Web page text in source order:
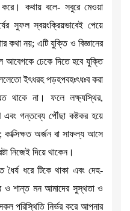
কথায় বলে- সবুরে মেওয়া
সুফল স্বয়ংক্রিয়ভাবেই পেয়ে
কথা নয়; এটি যুক্তি ও বিজ্ঞানের
ঢেকে দিতে হবে যুক্তি
ইৎধরহ পড়হপবহঃৎধঃব করা
থাকে না। ফলে লক্ষ্যস্থির,
এবং গন্তব্যে পৌঁছা কষ্টকর হয়ে
কাক্সিক্ষত অর্জন বা সাফল্য আসে
নিজেই দিয়ে থাকেন।
ধরে টিকে থাকা এবং দেহ-
ও শান্ত মন আমাদের সুস্থতা ও
পরিস্থিতি নির্ভর করে আপনার